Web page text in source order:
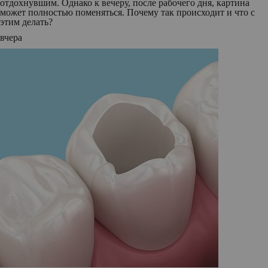
отдохнувшим. Однако к вечеру, после рабочего дня, картина
может полностью поменяться. Почему так происходит и что с
этим делать?
вчера